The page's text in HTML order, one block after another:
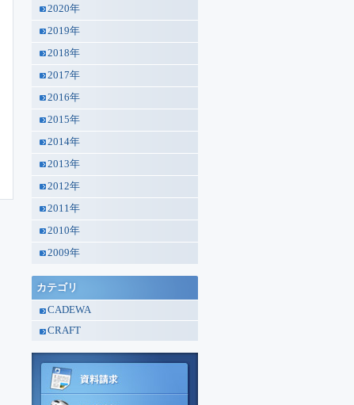
2020年
2019年
2018年
2017年
2016年
2015年
2014年
2013年
2012年
2011年
2010年
2009年
カテゴリ
CADEWA
CRAFT